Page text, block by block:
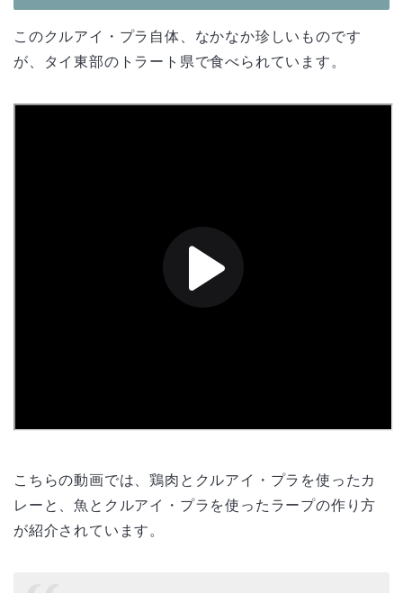
このクルアイ・プラ自体、なかなか珍しいものです
が、タイ東部のトラート県で食べられています。
こちらの動画では、鶏肉とクルアイ・プラを使ったカ
レーと、魚とクルアイ・プラを使ったラープの作り方
が紹介されています。